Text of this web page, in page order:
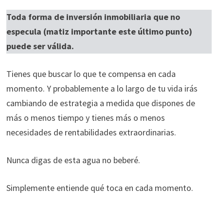
Toda forma de inversión inmobiliaria que no
especula (matiz importante este último punto)
puede ser válida.
Tienes que buscar lo que te compensa en cada
momento. Y probablemente a lo largo de tu vida irás
cambiando de estrategia a medida que dispones de
más o menos tiempo y tienes más o menos
necesidades de rentabilidades extraordinarias.
Nunca digas de esta agua no beberé.
Simplemente entiende qué toca en cada momento.